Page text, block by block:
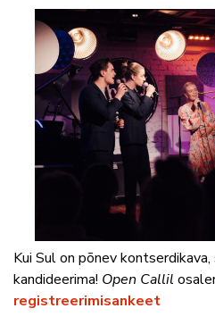
Kui Sul on põnev
kandideerima! Open Callil
registreerimisankeet